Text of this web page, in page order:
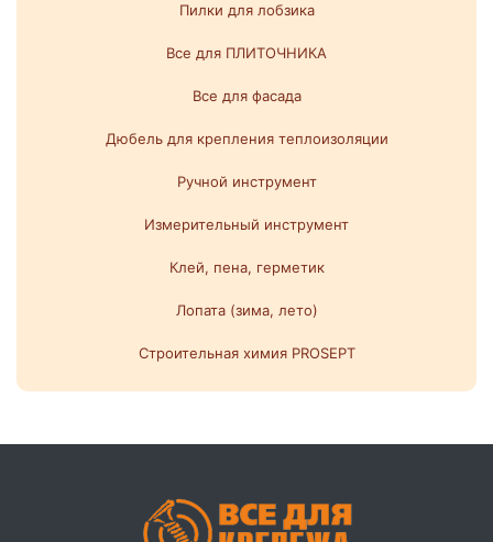
Пилки для лобзика
Все для ПЛИТОЧНИКА
Все для фасада
Дюбель для крепления теплоизоляции
Ручной инструмент
Измерительный инструмент
Клей, пена, герметик
Лопата (зима, лето)
Строительная химия PROSEPT